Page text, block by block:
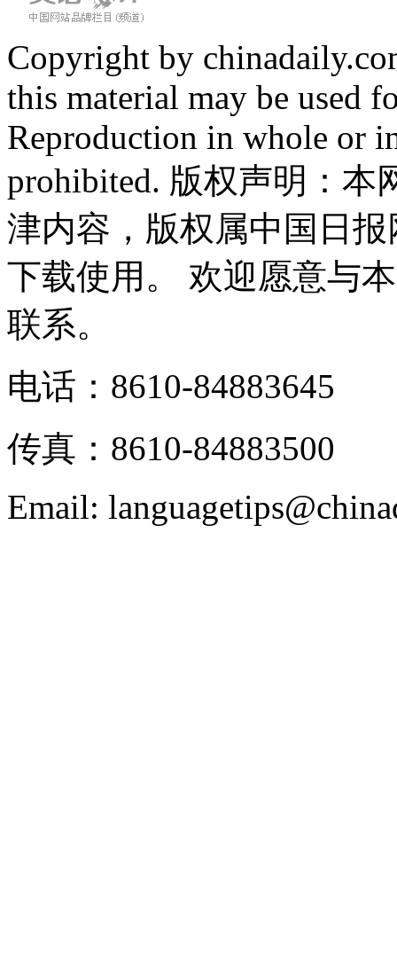
Copyright by
this material may be used
Reproduction in whole or
prohibited. 版权声明：
津内容，版权属中国日
下载使用。 欢迎愿意与
联系。
电话：8610-84883645
传真：8610-84883500
Email: